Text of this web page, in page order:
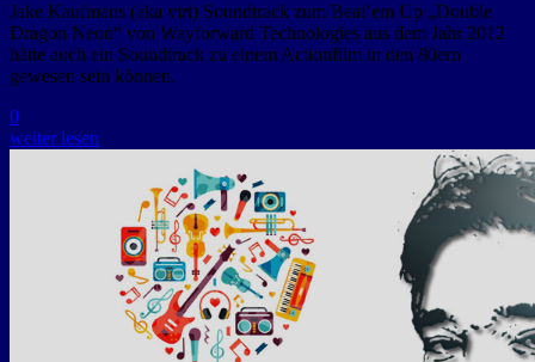
Jake Kaufmans (aka virt) Soundtrack zum Beat’em Up „Double
Dragon Neon“ von Wayforward Technologies aus dem Jahr 2012
hätte auch ein Soundtrack zu einem Actionfilm in den 80ern
gewesen sein können.
0
weiter lesen